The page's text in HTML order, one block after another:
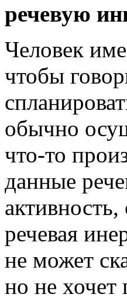
речевую
Человек
чтобы
обычно
что-то
данные
речевая
не может
но не хочет